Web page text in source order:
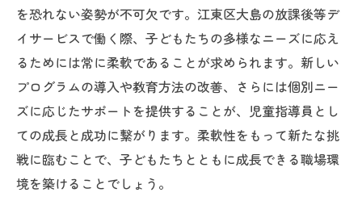
を恐れない姿勢が不可欠です。江東区大島の放課後等デ
イサービスで働く際、子どもたちの多様なニーズに応え
るためには常に柔軟であることが求められます。新しい
プログラムの導入や教育方法の改善、さらには個別ニー
ズに応じたサポートを提供することが、児童指導員とし
ての成長と成功に繋がります。柔軟性をもって新たな挑
戦に臨むことで、子どもたちとともに成長できる職場環
境を築けることでしょう。